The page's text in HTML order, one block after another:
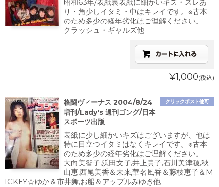
昭和63年/表紙裏表紙に細かいキズ・スレあ
り・角少しイタミ・中はキレイです。※古本
のため多少の経年劣化はご理解ください。
クラッシュ・ギャルズ他
¥1,000(税込)
クリックポスト他可
格闘ヴィーナス 2004/8/24
増刊/Lady's 週刊ゴング/日本
スポーツ出版
表紙に少し細かいキズはございますが、他は
特に目立つイタミはなくキレイです。※古本
のため多少の経年劣化はご理解ください。
大向美智子,浜田文子,井上貴子,石川美津穂,秋
山恵,西尾美香＆未来,華名風香＆藤枝恵子＆M
ICKEY☆ゆか＆市井舞,お船＆アップルみゆき他